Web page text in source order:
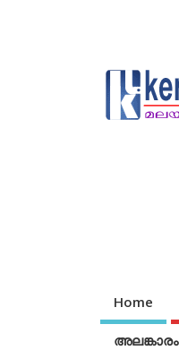
Home
അലങ്കാരം